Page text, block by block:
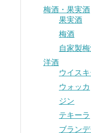
梅酒・果実酒
果実酒
梅酒
自家製
洋酒
ウイス
ウォッカ
ジン
テキーラ
ブラン